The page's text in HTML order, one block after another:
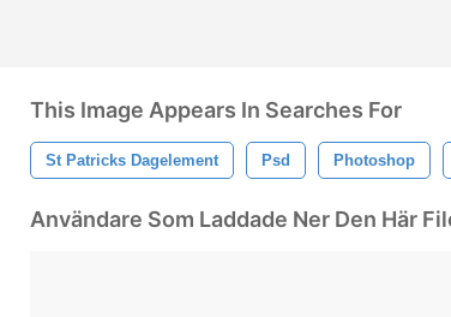
This Image Appears In Searches For
St Patricks Dagelement Psd Photoshop
Användare Som Laddade Ner Den Här